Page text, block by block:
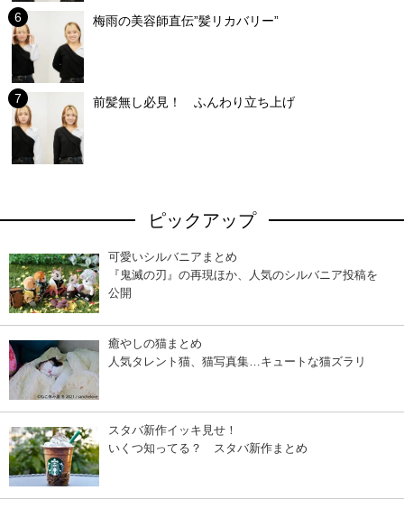
梅雨の美容師直伝”髪リカバリー”
前髪無し必見！ ふんわり立ち上げ
ピックアップ
可愛いシルバニアまとめ
『鬼滅の刃』の再現ほか、人気のシルバニア投稿を
公開
癒やしの猫まとめ
人気タレント猫、猫写真集…キュートな猫ズラリ
スタバ新作イッキ見せ！
いくつ知ってる？ スタバ新作まとめ